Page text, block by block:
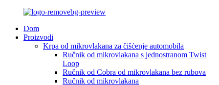
Dom
Proizvodi
Krpa od mikrovlakana za čišćenje automobila
Ručnik od mikrovlakana s jednostranom Twist
Loop
Ručnik od Cobra od mikrovlakana bez rubova
Ručnik od mikrovlakana